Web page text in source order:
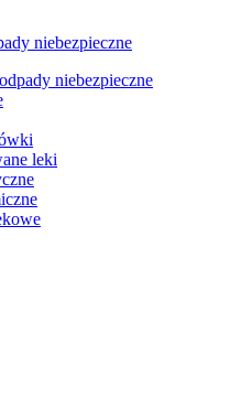
niebezpieczne
niebezpieczne
leki